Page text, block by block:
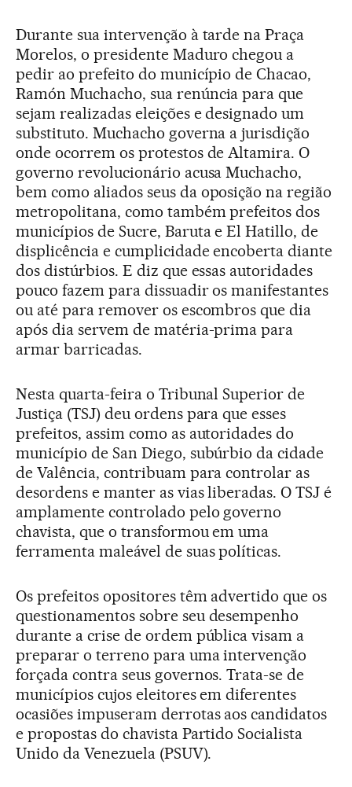
Durante sua intervenção à tarde na Praça
Morelos, o presidente Maduro chegou a
pedir ao prefeito do município de Chacao,
Ramón Muchacho, sua renúncia para que
sejam realizadas eleições e designado um
substituto. Muchacho governa a jurisdição
onde ocorrem os protestos de Altamira. O
governo revolucionário acusa Muchacho,
bem como aliados seus da oposição na região
metropolitana, como também prefeitos dos
municípios de Sucre, Baruta e El Hatillo, de
displicência e cumplicidade encoberta diante
dos distúrbios. E diz que essas autoridades
pouco fazem para dissuadir os manifestantes
ou até para remover os escombros que dia
após dia servem de matéria-prima para
armar barricadas.
Nesta quarta-feira o Tribunal Superior de
Justiça (TSJ) deu ordens para que esses
prefeitos, assim como as autoridades do
município de San Diego, subúrbio da cidade
de Valência, contribuam para controlar as
desordens e manter as vias liberadas. O TSJ é
amplamente controlado pelo governo
chavista, que o transformou em uma
ferramenta maleável de suas políticas.
Os prefeitos opositores têm advertido que os
questionamentos sobre seu desempenho
durante a crise de ordem pública visam a
preparar o terreno para uma intervenção
forçada contra seus governos. Trata-se de
municípios cujos eleitores em diferentes
ocasiões impuseram derrotas aos candidatos
e propostas do chavista Partido Socialista
Unido da Venezuela (PSUV).